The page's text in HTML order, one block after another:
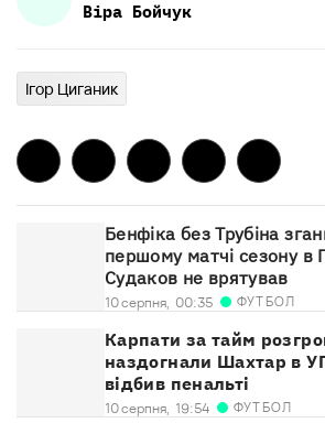
Віра Бойчук
Ігор Циганик
Бенфіка без Трубіна
першому матчі сезону в
Судаков не врятував
10 серпня, 00:35 ФУТБОЛ
Карпати за тайм
наздогнали Шахтар в
відбив пенальті
10 серпня, 19:54 ФУТБОЛ